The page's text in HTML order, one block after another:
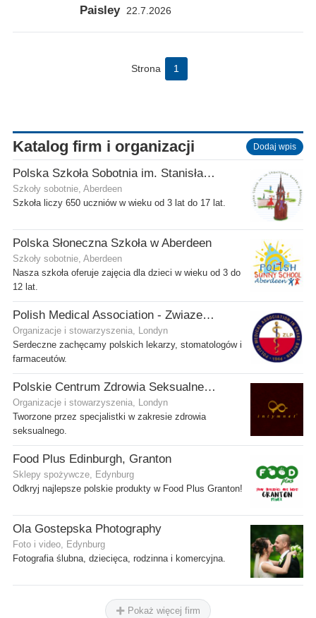
Paisley 22.7.2026
Strona 1
Katalog firm i organizacji Dodaj wpis
Polska Szkoła Sobotnia im. Stanisława Kostki
Szkoły sobotnie, Aberdeen
Szkoła liczy 650 uczniów w wieku od 3 lat do 17 lat.
Polska Słoneczna Szkoła w Aberdeen
Szkoły sobotnie, Aberdeen
Nasza szkoła oferuje zajęcia dla dzieci w wieku od 3 do
12 lat.
Polish Medical Association - Zwiazek Lekarzy Polskich w Wielkiej Brytanii
Organizacje i stowarzyszenia, Londyn
Serdeczne zachęcamy polskich lekarzy, stomatologów i
farmaceutów.
Polskie Centrum Zdrowia Seksualnego
Organizacje i stowarzyszenia, Londyn
Tworzone przez specjalistki w zakresie zdrowia
seksualnego.
Food Plus Edinburgh, Granton
Sklepy spożywcze, Edynburg
Odkryj najlepsze polskie produkty w Food Plus Granton!
Ola Gostepska Photography
Foto i video, Edynburg
Fotografia ślubna, dziecięca, rodzinna i komercyjna.
Pokaż więcej firm